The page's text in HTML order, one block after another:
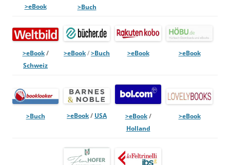
>eBook
>Buch
>eBook/
Schweiz
>eBook/>Buch >eBook >eBook
>Buch >eBook/ USA >eBook/
Holland
>eBook